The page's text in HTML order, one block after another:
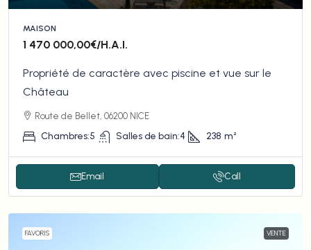
MAISON
1 470 000,00€/H.A.I.
Propriété de caractère avec piscine et vue sur le
Château
Route de Bellet, 06200 NICE
Chambres:5 Salles de bain:4 238 m²
Email Call
FAVORIS VENTE